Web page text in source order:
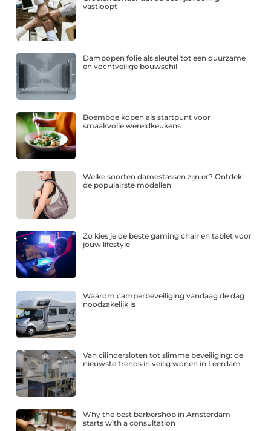
vastloopt
Dampopen folie als sleutel tot een duurzame
en vochtveilige bouwschil
Boemboe kopen als startpunt voor
smaakvolle wereldkeukens
Welke soorten damestassen zijn er? Ontdek
de populairste modellen
Zo kies je de beste gaming chair en tablet voor
jouw lifestyle
Waarom camperbeveiliging vandaag de dag
noodzakelijk is
Van cilindersloten tot slimme beveiliging: de
nieuwste trends in veilig wonen in Leerdam
Why the best barbershop in Amsterdam
starts with a consultation